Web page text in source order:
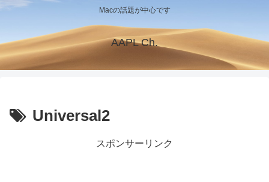
Macの話題が中心です
AAPL Ch.
Universal2
スポンサーリンク